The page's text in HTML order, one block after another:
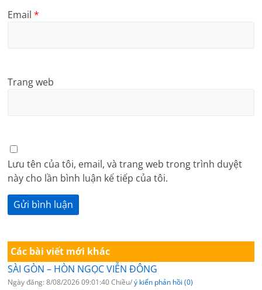
Email*
Trang web
Lưu tên của tôi, email, và trang web trong trình duyệt
này cho lần bình luận kế tiếp của tôi.
Các bài viết mới khác
SÀI GÒN – HÒN NGỌC VIỄN ĐÔNG
Ngày đăng: 8/08/2026 09:01:40 Chiều/ý kiến phản hồi (0)